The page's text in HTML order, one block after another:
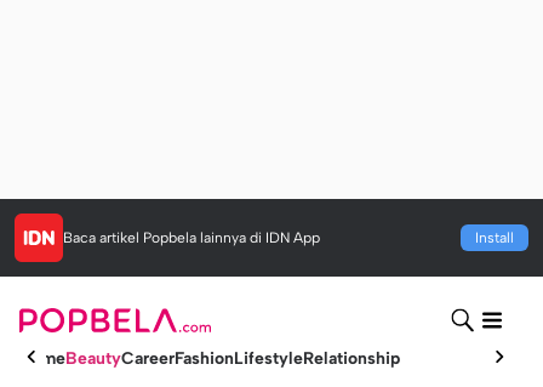
Baca artikel Popbela lainnya di IDN App Install
HomeBeautyCareerFashionLifestyleRelationship